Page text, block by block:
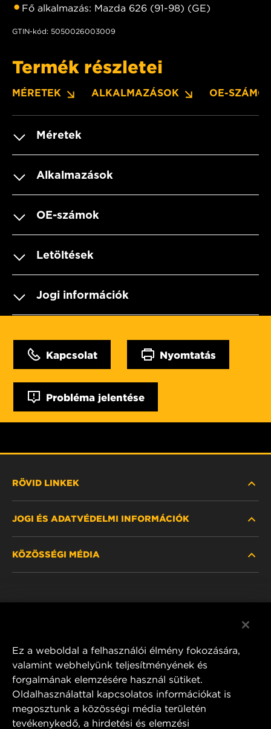
Fő alkalmazás: Mazda 626 (91-98) (GE)
GTIN-kód: 5050026003009
Termék részletei
MÉRETEK ALKALMAZÁSOK OE-
Méretek
Alkalmazások
OE-számok
Letöltések
Jogi információk
Kapcsolat Nyomtatás
Probléma jelentése
RÖVID LINKEK
HOL KAPHATÓ
JOGI ÉS ADATVÉDELMI INFORMÁCIÓK
KÖZÖSSÉGI MÉDIA
MANN+HUMMEL FT Poland
ul. Wrocławska 145,
Ez a weboldal a felhasználói élmény fokozására,
valamint webhelyünk teljesítményének és
forgalmának elemzésére használ sütiket.
Oldalhasználattal kapcsolatos információkat is
megosztunk a közösségi média területén
tevékenykedő, a hirdetési és elemzési